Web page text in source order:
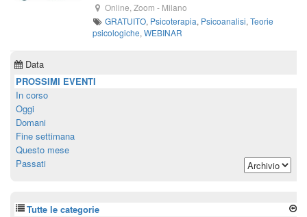
Online, Zoom - Milano
GRATUITO, Psicoterapia, Psicoanalisi,Teorie
psicologiche, WEBINAR
Data
PROSSIMI EVENTI
In corso
Oggi
Domani
Fine settimana
Questo mese
Passati
Tutte le categorie